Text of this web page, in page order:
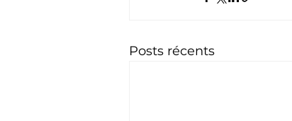
Posts récents